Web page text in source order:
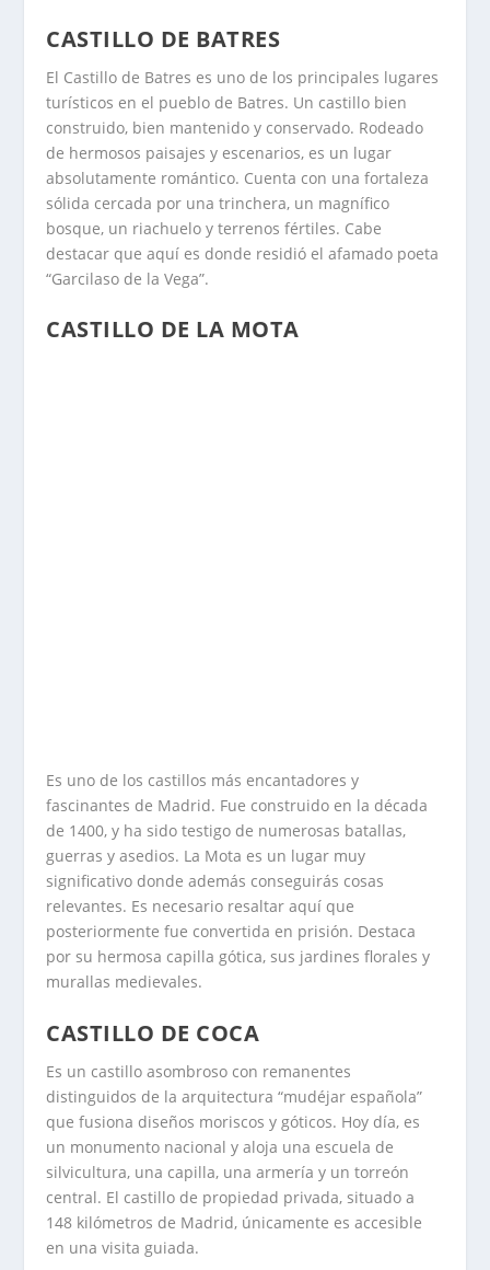
CASTILLO DE BATRES
El Castillo de Batres es uno de los principales lugares
turísticos en el pueblo de Batres. Un castillo bien
construido, bien mantenido y conservado. Rodeado
de hermosos paisajes y escenarios, es un lugar
absolutamente romántico. Cuenta con una fortaleza
sólida cercada por una trinchera, un magnífico
bosque, un riachuelo y terrenos fértiles. Cabe
destacar que aquí es donde residió el afamado poeta
“Garcilaso de la Vega”.
CASTILLO DE LA MOTA
Es uno de los castillos más encantadores y
fascinantes de Madrid. Fue construido en la década
de 1400, y ha sido testigo de numerosas batallas,
guerras y asedios. La Mota es un lugar muy
significativo donde además conseguirás cosas
relevantes. Es necesario resaltar aquí que
posteriormente fue convertida en prisión. Destaca
por su hermosa capilla gótica, sus jardines florales y
murallas medievales.
CASTILLO DE COCA
Es un castillo asombroso con remanentes
distinguidos de la arquitectura “mudéjar española”
que fusiona diseños moriscos y góticos. Hoy día, es
un monumento nacional y aloja una escuela de
silvicultura, una capilla, una armería y un torreón
central. El castillo de propiedad privada, situado a
148 kilómetros de Madrid, únicamente es accesible
en una visita guiada.